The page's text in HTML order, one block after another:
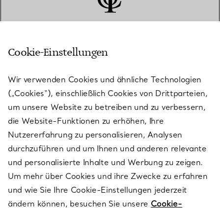
KUNDENSERVICE
SERVICES
ÜBER TIFFANY & CO.
RECHTLICHE HINWEISE
Cookie-Einstellungen
Wir verwenden Cookies und ähnliche Technologien
(„Cookies“), einschließlich Cookies von Drittparteien,
um unsere Website zu betreiben und zu verbessern,
die Website-Funktionen zu erhöhen, Ihre
Nutzererfahrung zu personalisieren, Analysen
durchzuführen und um Ihnen und anderen relevante
und personalisierte Inhalte und Werbung zu zeigen.
Um mehr über Cookies und ihre Zwecke zu erfahren
und wie Sie Ihre Cookie-Einstellungen jederzeit
ändern können, besuchen Sie unsere Cookie-